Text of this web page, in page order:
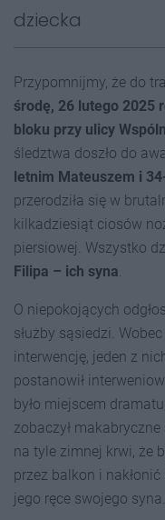
dziecka
Przypomnijmy, że do
środę, 26 lutego 2025
bloku przy ulicy
śledztwa doszło do
letnim Mateuszem i
przerodziła się w
kilkadziesiąt ciosów
piersiowej. Wszystko
Filipa – ich syna.
O niepokojących
służby sąsiedzi.
interwencję, jeden z
postanowił
było miejscem
zobaczył
na tyle zimnej krwi, że
przez balkon i
jego ręce swojego syna.